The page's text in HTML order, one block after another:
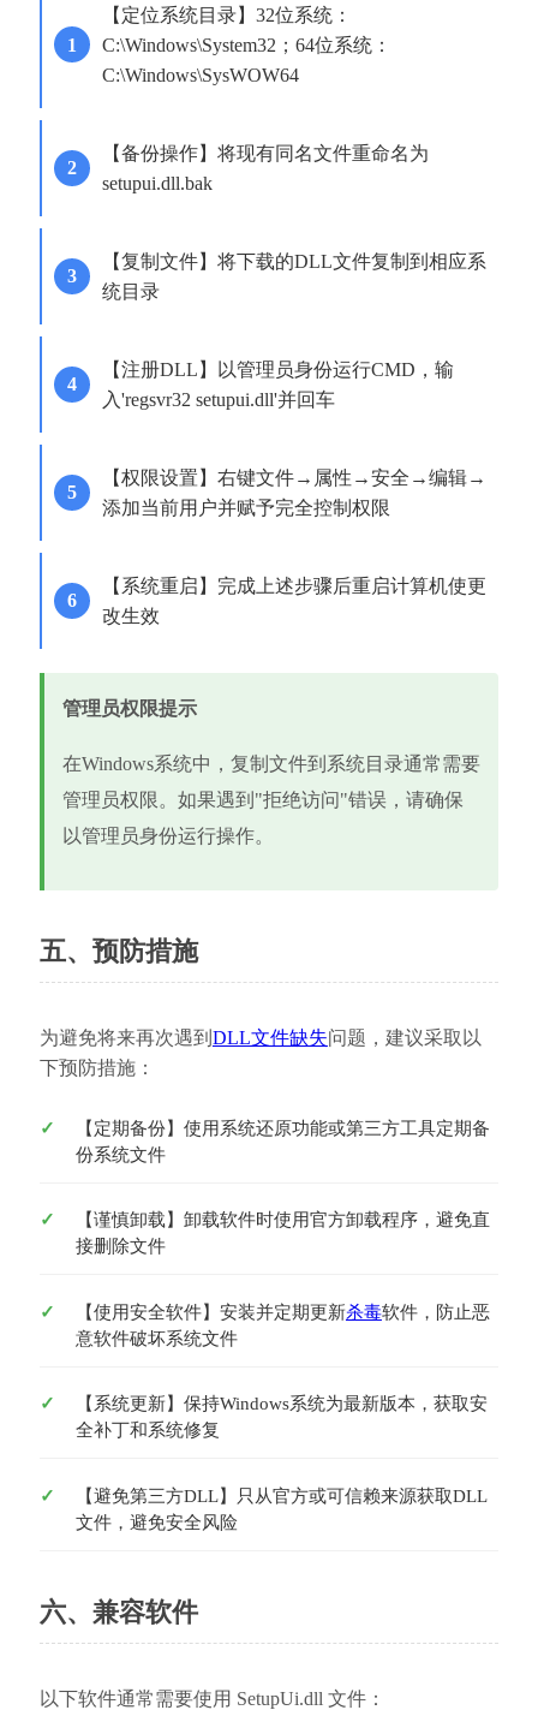
【定位系统目录】32位系统：
C:\Windows\System32；64位系统：
C:\Windows\SysWOW64
【备份操作】将现有同名文件重命名为
setupui.dll.bak
【复制文件】将下载的DLL文件复制到相应系
统目录
【注册DLL】以管理员身份运行CMD，输
入'regsvr32 setupui.dll'并回车
【权限设置】右键文件→属性→安全→编辑→
添加当前用户并赋予完全控制权限
【系统重启】完成上述步骤后重启计算机使更
改生效
管理员权限提示
在Windows系统中，复制文件到系统目录通常需要
管理员权限。如果遇到"拒绝访问"错误，请确保
以管理员身份运行操作。
五、预防措施
为避免将来再次遇到 DLL文件缺失问题，建议采取以
下预防措施：
【定期备份】使用系统还原功能或第三方工具定期备
份系统文件
【谨慎卸载】卸载软件时使用官方卸载程序，避免直
接删除文件
【使用安全软件】安装并定期更新杀毒软件，防止恶
意软件破坏系统文件
【系统更新】保持Windows系统为最新版本，获取安
全补丁和系统修复
【避免第三方DLL】只从官方或可信赖来源获取DLL
文件，避免安全风险
六、兼容软件
以下软件通常需要使用 SetupUi.dll 文件：